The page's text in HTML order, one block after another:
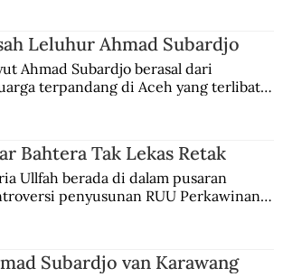
Leluhur Ahmad Subardjo
Ahmad Subardjo berasal dari
terpandang di Aceh yang terlibat
Bahtera Tak Lekas Retak
Ullfah berada di dalam pusaran
penyusunan RUU Perkawinan.
Subardjo van Karawang